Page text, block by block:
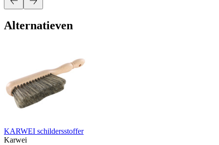
Alternatieven
KARWEI schildersstoffer
Karwei